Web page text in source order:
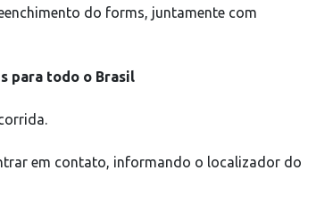
do forms, juntamente com
para todo o Brasil
em contato, informando o localizador do